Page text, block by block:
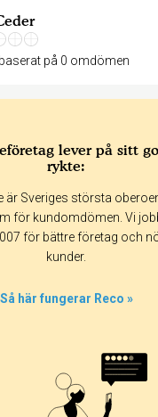
på 0 omdömen
lever på sitt
rykte:
är Sveriges största
för kundomdömen. Vi
för bättre företag och
kunder.
Så här fungerar Reco »